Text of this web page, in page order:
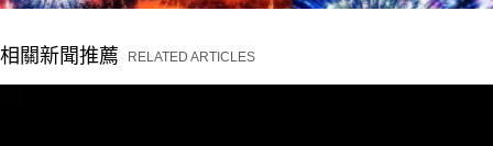
相關新聞推薦 RELATED ARTICLES